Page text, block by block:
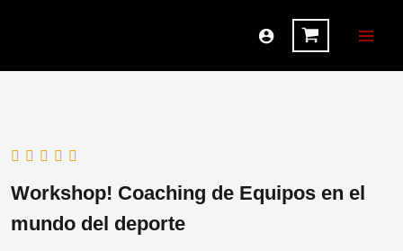
Workshop! Coaching de Equipos en el
mundo del deporte